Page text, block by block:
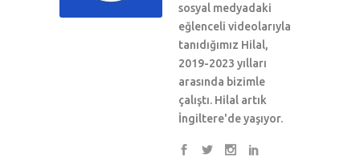
sosyal medyadaki
eğlenceli videolarıyla
tanıdığımız Hilal,
2019-2023 yılları
arasında bizimle
çalıştı. Hilal artık
İngiltere'de yaşıyor.